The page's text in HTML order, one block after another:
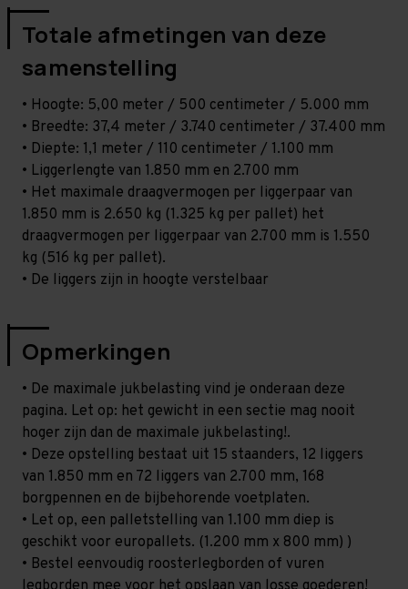
Totale afmetingen van deze
samenstelling
• Hoogte: 5,00 meter / 500 centimeter / 5.000 mm
• Breedte: 37,4 meter / 3.740 centimeter / 37.400 mm
• Diepte: 1,1 meter / 110 centimeter / 1.100 mm
• Liggerlengte van 1.850 mm en 2.700 mm
• Het maximale draagvermogen per liggerpaar van
1.850 mm is 2.650 kg (1.325 kg per pallet) het
draagvermogen per liggerpaar van 2.700 mm is 1.550
kg (516 kg per pallet).
• De liggers zijn in hoogte verstelbaar
Opmerkingen
• De maximale jukbelasting vind je onderaan deze
pagina. Let op: het gewicht in een sectie mag nooit
hoger zijn dan de maximale jukbelasting!.
• Deze opstelling bestaat uit 15 staanders, 12 liggers
van 1.850 mm en 72 liggers van 2.700 mm, 168
borgpennen en de bijbehorende voetplaten.
• Let op, een palletstelling van 1.100 mm diep is
geschikt voor europallets. (1.200 mm x 800 mm) )
• Bestel eenvoudig roosterlegborden of vuren